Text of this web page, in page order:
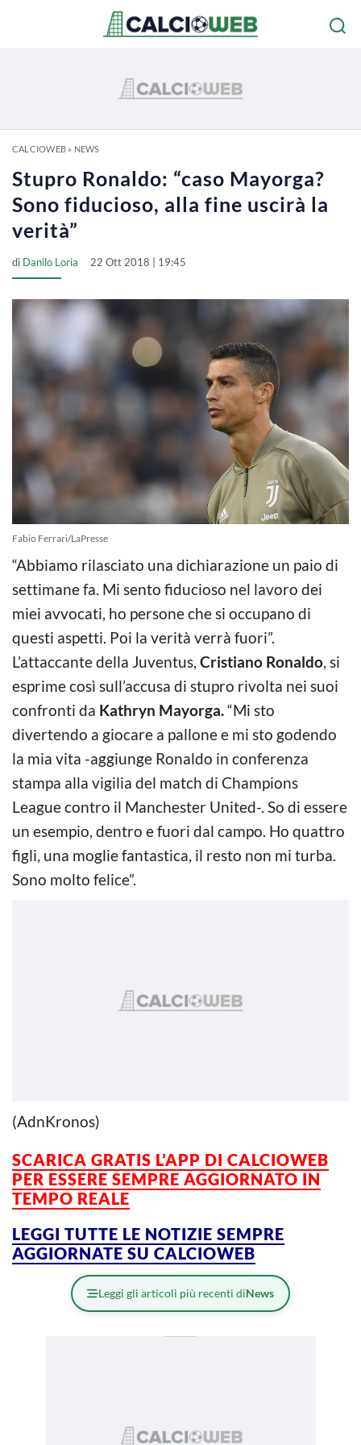
CALCIOWEB» NEWS
Stupro Ronaldo: “caso Mayorga?
Sono fiducioso, alla fine uscirà la
verità”
di Danilo Loria 22 Ott 2018 | 19:45
Fabio Ferrari/LaPresse
“Abbiamo rilasciato una dichiarazione un paio di
settimane fa. Mi sento fiducioso nel lavoro dei
miei avvocati, ho persone che si occupano di
questi aspetti. Poi la verità verrà fuori”.
L’attaccante della Juventus, Cristiano Ronaldo, si
esprime così sull’accusa di stupro rivolta nei suoi
confronti da Kathryn Mayorga.“Mi sto
divertendo a giocare a pallone e mi sto godendo
la mia vita -aggiunge Ronaldo in conferenza
stampa alla vigilia del match di Champions
League contro il Manchester United-. So di essere
un esempio, dentro e fuori dal campo. Ho quattro
figli, una moglie fantastica, il resto non mi turba.
Sono molto felice”.
(AdnKronos)
SCARICA GRATIS L’APP DI CALCIOWEB
PER ESSERE SEMPRE AGGIORNATO IN
TEMPO REALE
LEGGI TUTTE LE NOTIZIE SEMPRE
AGGIORNATE SU CALCIOWEB
Leggi gli articoli più recenti diNews